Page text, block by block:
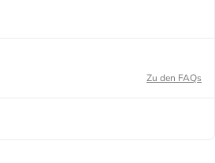
Zu den FAQs